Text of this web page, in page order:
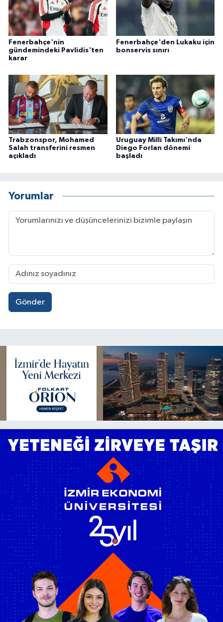
Fenerbahçe'nin
gündemindeki Pavlidis'ten
karar
Fenerbahçe'den Lukaku için
bonservis sınırı
Trabzonspor, Mohamed
Salah transferini resmen
açıkladı
Uruguay Milli Takımı'nda
Diego Forlan dönemi
başladı
Yorumlar
Gönder